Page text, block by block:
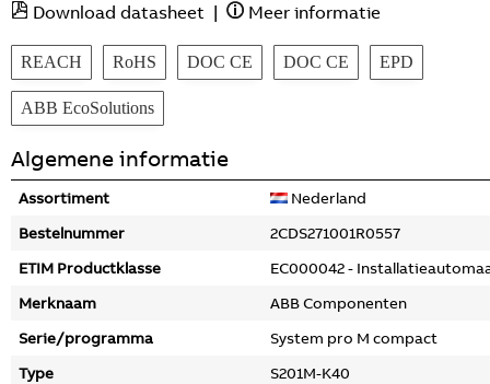
Download datasheet | Meer informatie
REACH RoHS DOC CE DOC CE EPD
ABB EcoSolutions
Algemene informatie
Assortiment
Nederland
Bestelnummer
2CDS271001R0557
ETIM Productklasse
EC000042 -
Merknaam
ABB Componenten
Serie/programma
System pro M compact
Type
S201M-K40